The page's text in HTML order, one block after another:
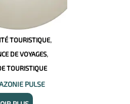
TOURISTIQUE,
DE VOYAGES,
TOURISTIQUE
PULSE